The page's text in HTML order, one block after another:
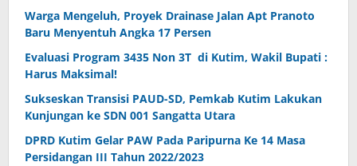
Warga Mengeluh, Proyek Drainase Jalan Apt Pranoto
Baru Menyentuh Angka 17 Persen
Evaluasi Program 3435 Non 3T di Kutim, Wakil Bupati :
Harus Maksimal!
Sukseskan Transisi PAUD-SD, Pemkab Kutim Lakukan
Kunjungan ke SDN 001 Sangatta Utara
DPRD Kutim Gelar PAW Pada Paripurna Ke 14 Masa
Persidangan III Tahun 2022/2023